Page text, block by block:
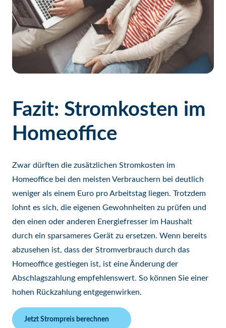
Fazit: Stromkosten im
Homeoffice
Zwar dürften die zusätzlichen Stromkosten im
Homeoffice bei den meisten Verbrauchern bei deutlich
weniger als einem Euro pro Arbeitstag liegen. Trotzdem
lohnt es sich, die eigenen Gewohnheiten zu prüfen und
den einen oder anderen Energiefresser im Haushalt
durch ein sparsameres Gerät zu ersetzen. Wenn bereits
abzusehen ist, dass der Stromverbrauch durch das
Homeoffice gestiegen ist, ist eine Änderung der
Abschlagszahlung empfehlenswert. So können Sie einer
hohen Rückzahlung entgegenwirken.
Jetzt Strompreis berechnen